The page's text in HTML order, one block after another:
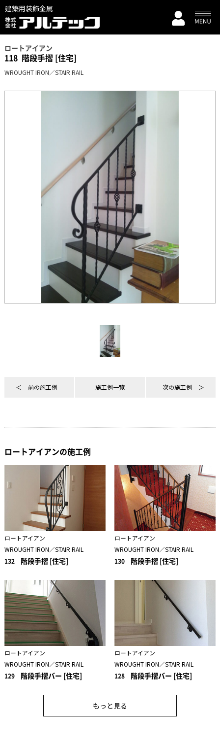
建築用装飾金属
ロートアイアン
118 階段手摺 [住宅]
WROUGHT IRON／STAIR RAIL
前の施工例 施工例一覧 次の施工例
ロートアイアンの施工例
ロートアイアン
WROUGHT IRON／STAIR RAIL
132 階段手摺 [住宅]
ロートアイアン
WROUGHT IRON／STAIR RAIL
130 階段手摺 [住宅]
ロートアイアン
WROUGHT IRON／STAIR RAIL
129 階段手摺バー [住宅]
ロートアイアン
WROUGHT IRON／STAIR RAIL
128 階段手摺バー [住宅]
もっと見る